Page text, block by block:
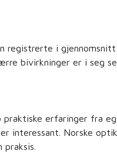
registrerte i
bivirkninger er i seg
erfaringer fra
interessant. Norske